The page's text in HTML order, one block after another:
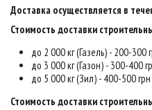
Доставка осуществляется в
Стоимость доставки
до 2 000 кг (Газель) - 200-300
до 3 000 кг (Газон) - 300-400
до 5 000 кг (Зил) - 400-500 грн
Стоимость доставки